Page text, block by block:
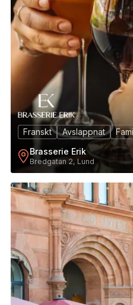
Franskt Avslappnat
Brasserie Erik
Bredgatan 2, Lund